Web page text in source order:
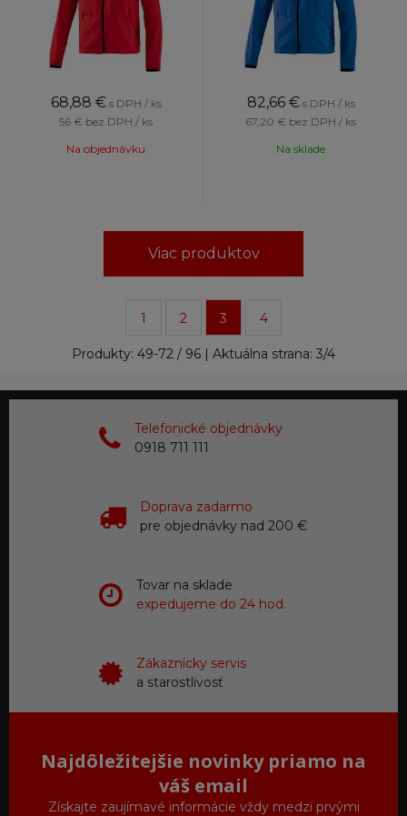
68,88 € s DPH / ks
56 € bez DPH / ks
Na objednávku
82,66 € s DPH / ks
67,20 € bez DPH / ks
Na sklade
Viac produktov
1 2 3 4
Produkty: 49-72 / 96 | Aktuálna strana: 3/4
Telefonické objednávky
0918 711 111
Doprava zadarmo
pre objednávky nad 200 €
Tovar na sklade
expedujeme do 24 hod.
Zákaznícky servis
a starostlivosť
Najdôležitejšie novinky priamo na
váš email
Získajte zaujímavé informácie vždy medzi prvými